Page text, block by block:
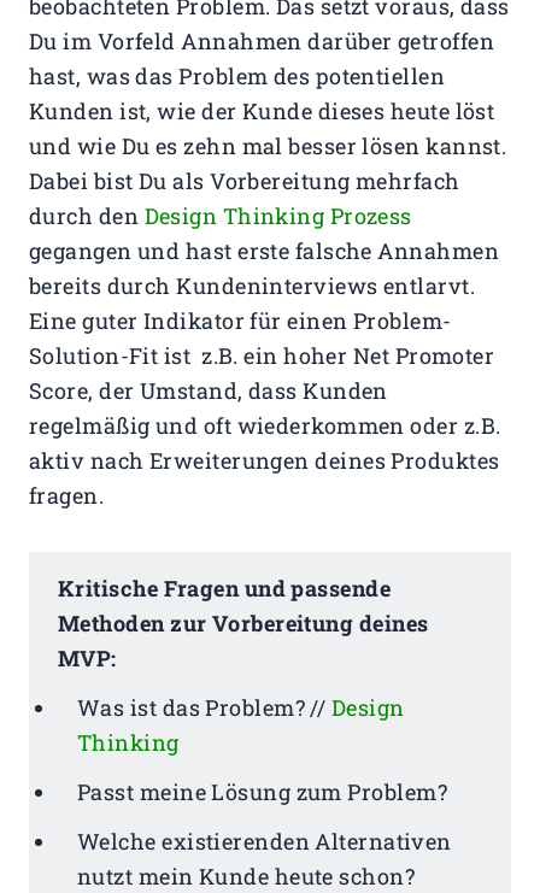
beobachteten Problem. Das setzt voraus, dass
Du im Vorfeld Annahmen darüber getroffen
hast, was das Problem des potentiellen
Kunden ist, wie der Kunde dieses heute löst
und wie Du es zehn mal besser lösen kannst.
Dabei bist Du als Vorbereitung mehrfach
durch den Design Thinking Prozess
gegangen und hast erste falsche Annahmen
bereits durch Kundeninterviews entlarvt.
Eine guter Indikator für einen Problem-
Solution-Fit ist z.B. ein hoher Net Promoter
Score, der Umstand, dass Kunden
regelmäßig und oft wiederkommen oder z.B.
aktiv nach Erweiterungen deines Produktes
fragen.
Kritische Fragen und passende
Methoden zur Vorbereitung deines
MVP:
Was ist das Problem? // Design
Thinking
Passt meine Lösung zum Problem?
Welche existierenden Alternativen
nutzt mein Kunde heute schon?